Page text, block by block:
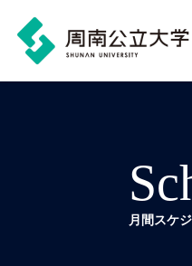
月間スケ